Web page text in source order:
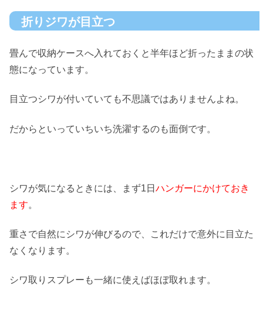
折りジワが目立つ
畳んで収納ケースへ入れておくと半年ほど折ったままの状
態になっています。
目立つシワが付いていても不思議ではありませんよね。
だからといっていちいち洗濯するのも面倒です。
シワが気になるときには、まず1日 ハンガーにかけておき
ます。
重さで自然にシワが伸びるので、これだけで意外に目立た
なくなります。
シワ取りスプレーも一緒に使えばほぼ取れます。